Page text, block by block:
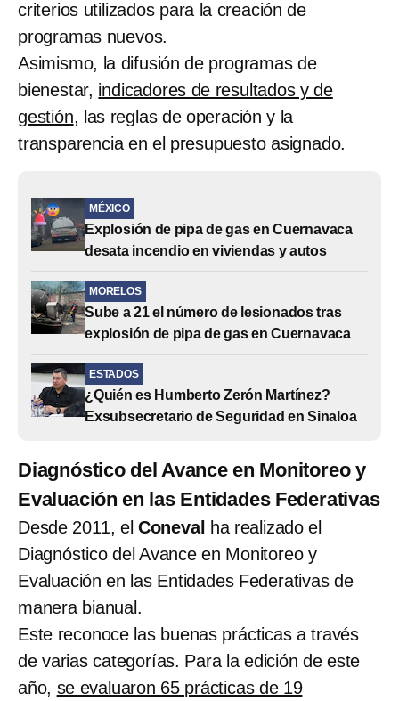
criterios utilizados para la creación de
programas nuevos.
Asimismo, la difusión de programas de
bienestar, indicadores de resultados y de
gestión, las reglas de operación y la
transparencia en el presupuesto asignado.
MÉXICO
Explosión de pipa de gas en Cuernavaca
desata incendio en viviendas y autos
MORELOS
Sube a 21 el número de lesionados tras
explosión de pipa de gas en Cuernavaca
ESTADOS
¿Quién es Humberto Zerón Martínez?
Exsubsecretario de Seguridad en Sinaloa
Diagnóstico del Avance en Monitoreo y
Evaluación en las Entidades Federativas
Desde 2011, el Coneval ha realizado el
Diagnóstico del Avance en Monitoreo y
Evaluación en las Entidades Federativas de
manera bianual.
Este reconoce las buenas prácticas a través
de varias categorías. Para la edición de este
año, se evaluaron 65 prácticas de 19